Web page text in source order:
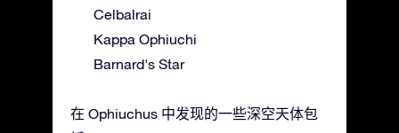
Celbalrai
Kappa Ophiuchi
Barnard's Star
在 Ophiuchus 中发现的一些深空天体包